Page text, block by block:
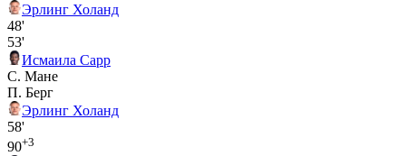
Эрлинг Холанд
48'
53'
Исмаила Сарр
С. Мане
П. Берг
Эрлинг Холанд
58'
90+3